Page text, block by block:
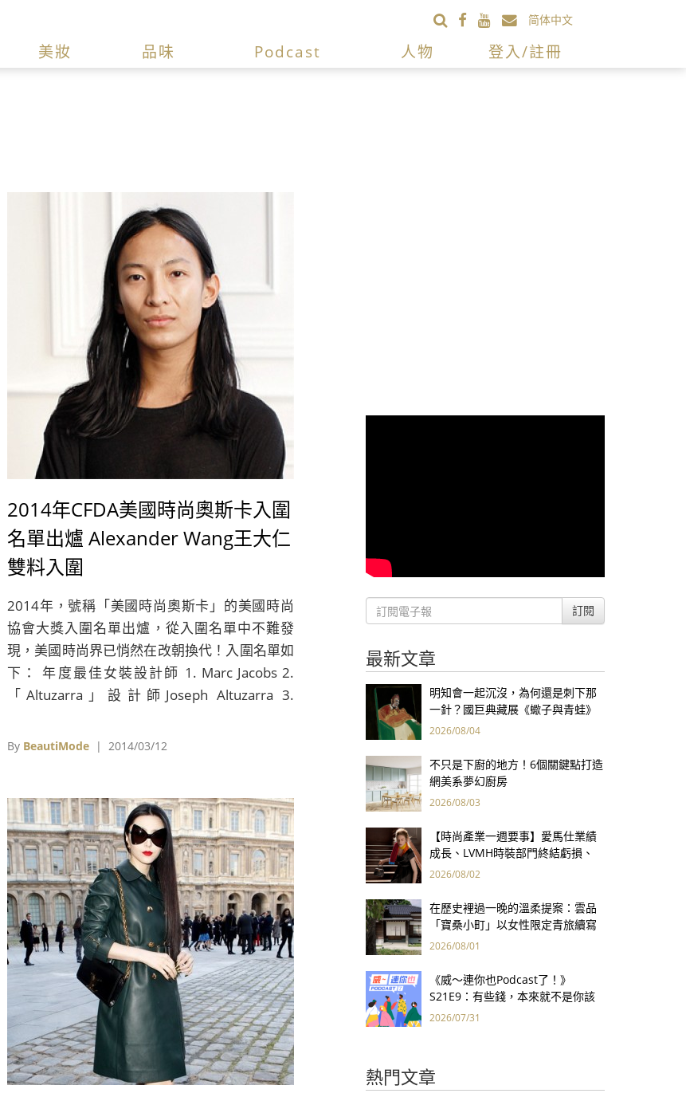
简体中文
美妝 品味 Podcast 人物 登入/註冊
2014年CFDA美國時尚奧斯卡入圍
名單出爐 Alexander Wang王大仁
雙料入圍
2014年，號稱「美國時尚奧斯卡」的美國時尚
協會大獎入圍名單出爐，從入圍名單中不難發
現，美國時尚界已悄然在改朝換代！入圍名單如
下： 年度最佳女裝設計師 1. Marc Jacobs 2.
「Altuzarra」設計師Joseph Altuzarra 3.
Thom Browne 2.「Rag & Bone」設計師
Chow周道一 年度最佳配件設計師 1. Alexander
Wang王大仁 2.「Proenza Schouler」設計師
Lazaro Hemandez、Jack McCullough 3.「The
Row」設計師Mary-Kate Olsen、Ashely Olsen
Swarovski最具潛力女裝設計師 1.「Creatures
of the Wind」設計師Shane Gabier、
Christopher Peters 2. Rosie Assoulin 3. Wes
Gordon Swarovski最具潛力男裝設計師 1. Tim
Coppens 2. Todd Snyder 3.「Hood by Air」設
計師Shayne Oliver Swarovski最具潛力配件設計
師 1. Irene Neuwirth 2. Jennifer Fisher 3. Marc
Alary 終身成就獎 Tom Ford 國際時尚設計師
Raf Simons 年度&#
By BeautiMode | 2014/03/12
訂閱
最新文章
明知會一起沉沒，為何還是刺下那
一針？國巨典藏展《蠍子與青蛙》
用66件名作拷問人性
2026/08/04
不只是下廚的地方！6個關鍵點打造
網美系夢幻廚房
2026/08/03
【時尚產業一週要事】愛馬仕業績
成長、LVMH時裝部門終結虧損、
Kering轉型策略初現成效、Prada
2026/08/02
在歷史裡過一晚的溫柔提案：雲品
「寶桑小町」以女性限定青旅續寫
台東老屋記憶
2026/08/01
《威～連你也Podcast了！》
S21E9：有些錢，本來就不是你該
賺的——讀《一個投機者的告白》
2026/07/31
熱門文章